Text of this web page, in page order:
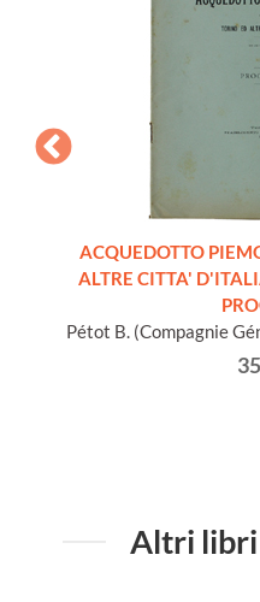
ACQUEDOTTO
ALTRE CITTA'
Pétot B. (Compagnie
Altri libri